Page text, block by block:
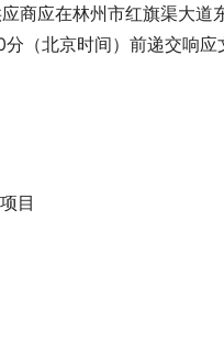
商应在林州市红旗渠大
（北京时间）前递交响应
目